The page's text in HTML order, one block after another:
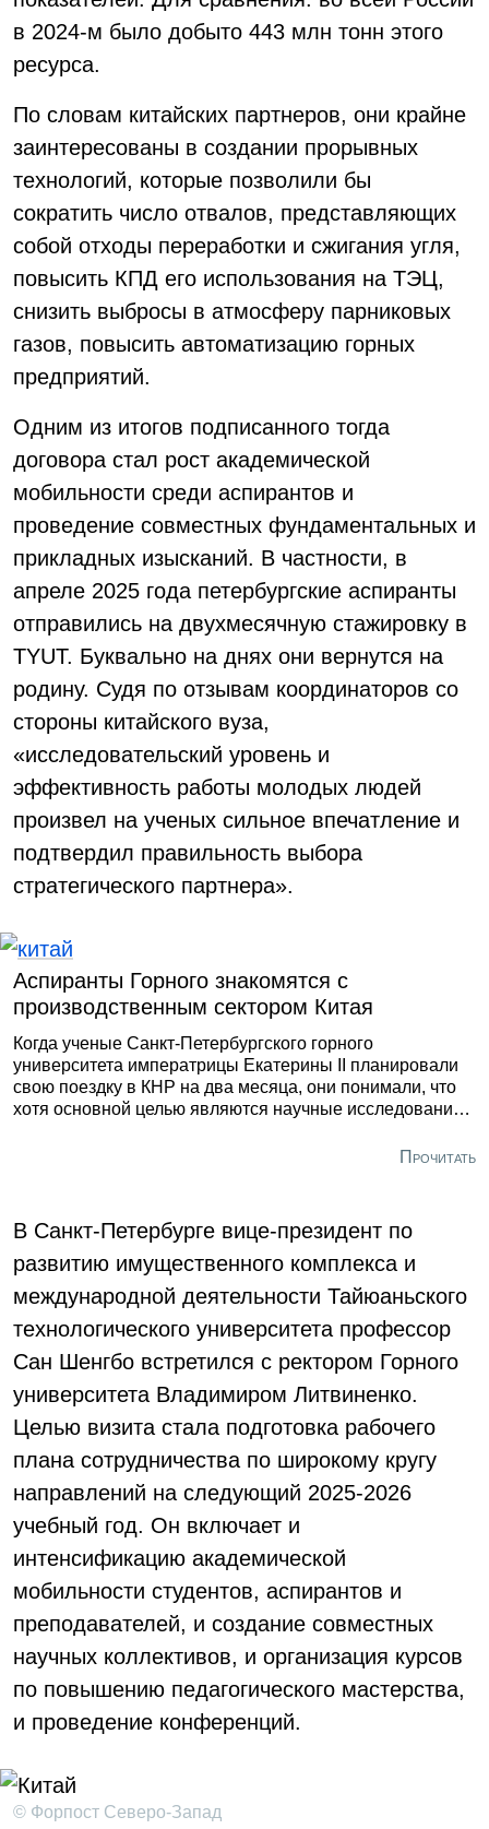
в 2024-м было добыто 443 млн тонн этого
ресурса.
По словам китайских партнеров, они крайне
заинтересованы в создании прорывных
технологий, которые позволили бы
сократить число отвалов, представляющих
собой отходы переработки и сжигания угля,
повысить КПД его использования на ТЭЦ,
снизить выбросы в атмосферу парниковых
газов, повысить автоматизацию горных
предприятий.
Одним из итогов подписанного тогда
договора стал рост академической
мобильности среди аспирантов и
проведение совместных фундаментальных и
прикладных изысканий. В частности, в
апреле 2025 года петербургские аспиранты
отправились на двухмесячную стажировку в
TYUT. Буквально на днях они вернутся на
родину. Судя по отзывам координаторов со
стороны китайского вуза,
«исследовательский уровень и
эффективность работы молодых людей
произвел на ученых сильное впечатление и
подтвердил правильность выбора
стратегического партнера».
Аспиранты Горного знакомятся с
производственным сектором Китая
Когда ученые Санкт-Петербургского горного
университета императрицы Екатерины II планировали
свою поездку в КНР на два месяца, они понимали, что
хотя основной целью являются научные исследования,
инновационных предприятий и промышленных
важнейшим условием развития экономики путем
трансферта технологий. И в Китае об этом знают не
понаслышке.
Прочитать
В Санкт-Петербурге вице-президент по
развитию имущественного комплекса и
международной деятельности Тайюаньского
технологического университета профессор
Сан Шенгбо встретился с ректором Горного
университета Владимиром Литвиненко.
Целью визита стала подготовка рабочего
плана сотрудничества по широкому кругу
направлений на следующий 2025-2026
учебный год. Он включает и
интенсификацию академической
мобильности студентов, аспирантов и
преподавателей, и создание совместных
научных коллективов, и организация курсов
по повышению педагогического мастерства,
и проведение конференций.
© Форпост Северо-Запад